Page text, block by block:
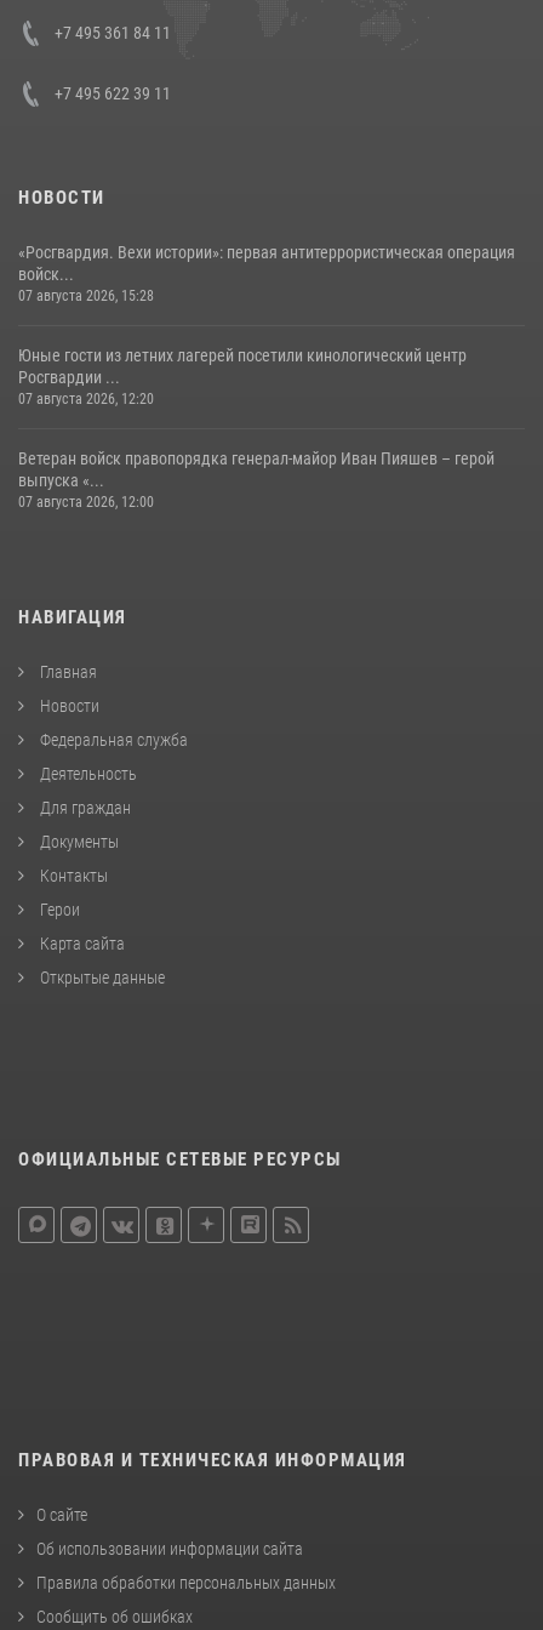
+7 495 361 84 11
+7 495 622 39 11
НОВОСТИ
«Росгвардия. Вехи истории»: первая антитеррористическая операция
войск...
07 августа 2026, 15:28
Юные гости из летних лагерей посетили кинологический центр
Росгвардии ...
07 августа 2026, 12:20
Ветеран войск правопорядка генерал-майор Иван Пияшев – герой
выпуска «...
07 августа 2026, 12:00
НАВИГАЦИЯ
Главная
Новости
Федеральная служба
Деятельность
Для граждан
Документы
Контакты
Герои
Карта сайта
Открытые данные
ОФИЦИАЛЬНЫЕ СЕТЕВЫЕ РЕСУРСЫ
ПРАВОВАЯ И ТЕХНИЧЕСКАЯ ИНФОРМАЦИЯ
О сайте
Об использовании информации сайта
Правила обработки персональных данных
Сообщить об ошибках